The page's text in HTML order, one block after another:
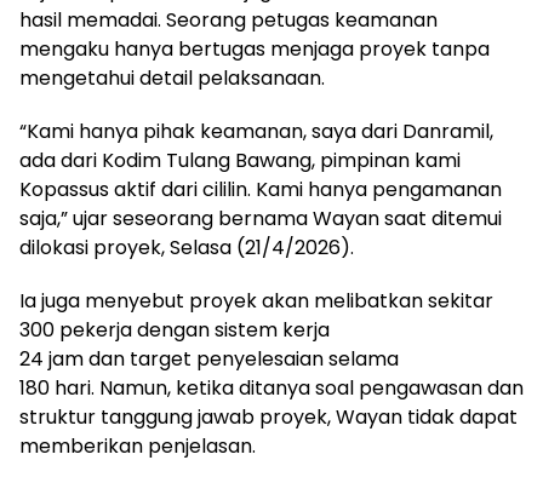
hasil memadai. Seorang petugas keamanan
mengaku hanya bertugas menjaga proyek tanpa
mengetahui detail pelaksanaan.
“Kami hanya pihak keamanan, saya dari Danramil,
ada dari Kodim Tulang Bawang, pimpinan kami
Kopassus aktif dari cililin. Kami hanya pengamanan
saja,” ujar seseorang bernama Wayan saat ditemui
dilokasi proyek, Selasa (21/4/2026).
Ia juga menyebut proyek akan melibatkan sekitar
300 pekerja dengan sistem kerja
24 jam dan target penyelesaian selama
180 hari. Namun, ketika ditanya soal pengawasan dan
struktur tanggung jawab proyek, Wayan tidak dapat
memberikan penjelasan.